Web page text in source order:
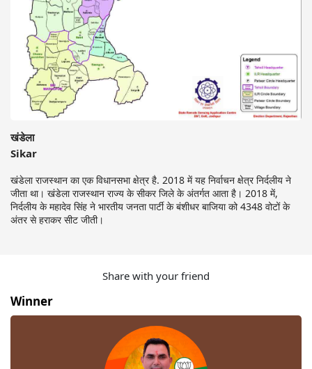
खंडेला
Sikar
खंडेला राजस्थान का एक विधानसभा क्षेत्र है. 2018 में यह निर्वाचन क्षेत्र निर्दलीय ने
जीता था। खंडेला राजस्थान राज्य के सीकर जिले के अंतर्गत आता है। 2018 में,
निर्दलीय के महादेव सिंह ने भारतीय जनता पार्टी के बंशीधर बाजिया को 4348 वोटों के
अंतर से हराकर सीट जीती।
Share with your friend
Winner